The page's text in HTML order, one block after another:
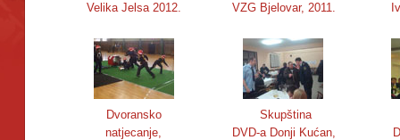
Velika Jelsa 2012.
VZG Bjelovar, 2011.
Dvoransko
natjecanje,
Skupština
DVD-a Donji Kućan,